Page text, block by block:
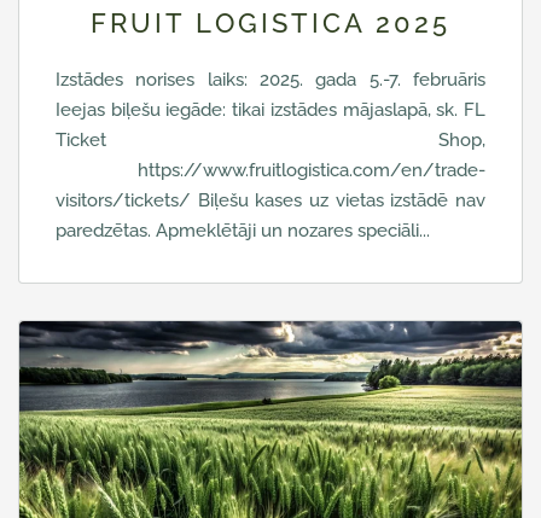
FRUIT LOGISTICA 2025
Izstādes norises laiks: 2025. gada 5.-7. februāris
Ieejas biļešu iegāde: tikai izstādes mājaslapā, sk. FL
Ticket Shop,
https://www.fruitlogistica.com/en/trade-
visitors/tickets/ Biļešu kases uz vietas izstādē nav
paredzētas. Apmeklētāji un nozares speciāli...